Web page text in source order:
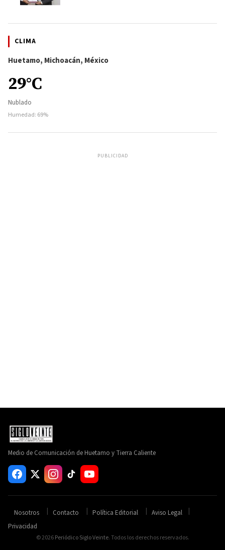
CLIMA
Huetamo, Michoacán, México
29°C
Nublado
Humedad: 69%
PUBLICIDAD
Medio de Comunicación de Huetamo y Tierra Caliente
Nosotros Contacto Política Editorial
Aviso Legal
Privacidad
© 2026Periódico Siglo Veinte. Todos los derechos reservados.